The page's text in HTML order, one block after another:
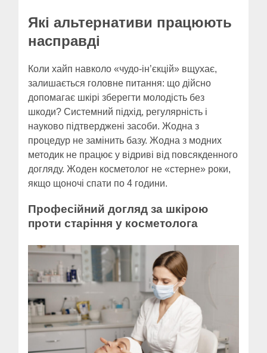
Які альтернативи працюють
насправді
Коли хайп навколо «чудо-ін’єкцій» вщухає,
залишається головне питання: що дійсно
допомагає шкірі зберегти молодість без
шкоди? Системний підхід, регулярність і
науково підтверджені засоби. Жодна з
процедур не замінить базу. Жодна з модних
методик не працює у відриві від повсякденного
догляду. Жоден косметолог не «стерне» роки,
якщо щоночі спати по 4 години.
Професійний догляд за шкірою
проти старіння у косметолога